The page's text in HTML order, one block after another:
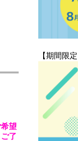
【期間限
望
了